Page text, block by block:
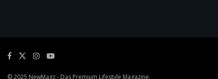
© 2025 NewMagz- Das Premium Lifestyle Magazine.